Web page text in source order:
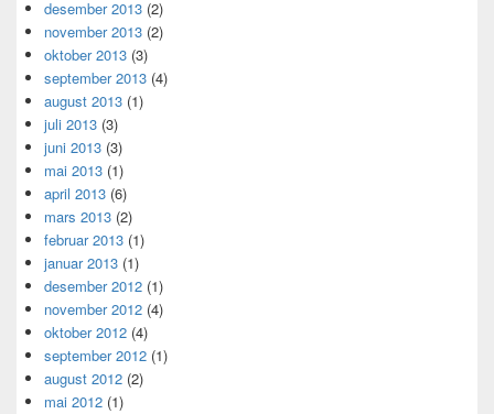
desember 2013 (2)
november 2013 (2)
oktober 2013 (3)
september 2013 (4)
august 2013 (1)
juli 2013 (3)
juni 2013 (3)
mai 2013 (1)
april 2013 (6)
mars 2013 (2)
februar 2013 (1)
januar 2013 (1)
desember 2012 (1)
november 2012 (4)
oktober 2012 (4)
september 2012 (1)
august 2012 (2)
mai 2012 (1)